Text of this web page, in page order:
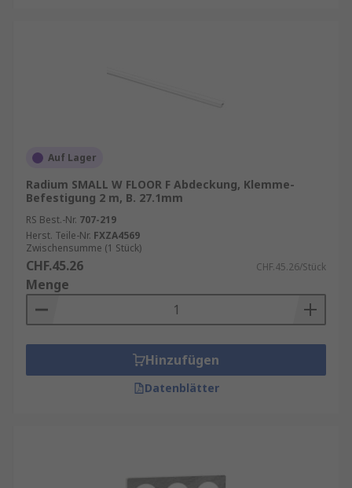
Auf Lager
Radium SMALL W FLOOR F Abdeckung, Klemme-
Befestigung 2 m, B. 27.1mm
RS Best.-Nr. 707-219
Herst. Teile-Nr. FXZA4569
Zwischensumme (1 Stück)
CHF.45.26 CHF.45.26/Stück
Menge
Hinzufügen
Datenblätter